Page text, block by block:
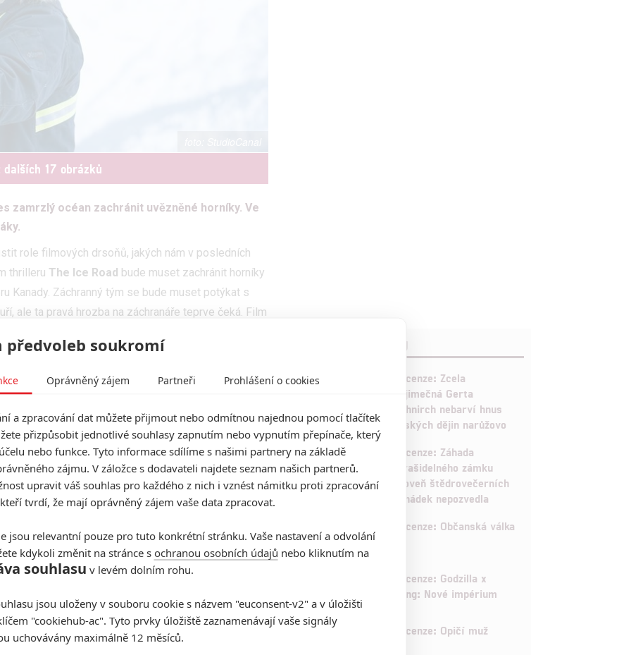
StudioCanal
dalších 17 obrázků
zamrzlý océan zachránit uvězněné horníky. Ve
role filmových drsoňů, jakých nám v posledních
thrilleru The Ice Road bude muset zachránit horníky
Kanady. Záchranný tým se bude muset potýkat s
ale ta pravá hrozba na záchranáře teprve čeká. Film
Jumanji. Do režijního křesla však Hensleigh
bude muset znovu obléct zimní bundu.
zahraje rančera z Arizony, který se stane
jenž se zoufale snaží utéct zabijáckému kartelu.
prozatím jeden celovečerák -Zpátky ve hře
štábu na filmech
nebo
a Chris Charles
. Po Neesenově boku se objeví
Mrazivé pomsta stejně jako ostatní fotky v galerii.
Recenze: Zcela
výjimečná Gerta
Schnirch nebarví hnus
českých dějin narůžovo
5
Recenze: Záhada
strašidelného zámku
úroveň štědrovečerních
pohádek nepozvedla
8 Recenze: Občanská válka
Recenze: Godzilla x
Kong: Nové impérium
8 Recenze: Opičí muž
předvoleb soukromí
Oprávněný zájem Partneři Prohlášení o cookies
a zpracování dat můžete přijmout nebo odmítnou najednou pomocí tlačítek
přizpůsobit jednotlivé souhlasy zapnutím nebo vypnutím přepínače, který
nebo funkce. Tyto informace sdílíme s našimi partnery na základě
zájmu. V záložce s dodavateli najdete seznam našich partnerů.
upravit váš souhlas pro každého z nich i vznést námitku proti zpracování
tvrdí, že mají oprávněný zájem vaše data zpracovat.
jsou relevantní pouze pro tuto konkrétní stránku. Vaše nastavení a odvolání
kdykoli změnit na stránce s ochranou osobních údajů nebo kliknutím na
souhlasu v levém dolním rohu.
jsou uloženy v souboru cookie s názvem "euconsent-v2" a v úložišti
"cookiehub-ac". Tyto prvky úložiště zaznamenávají vaše signály
uchovávány maximálně 12 měsíců.